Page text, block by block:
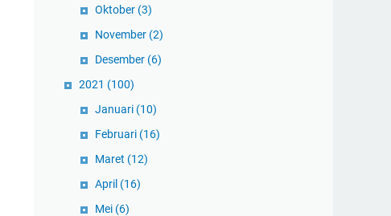
Oktober (3)
November (2)
Desember (6)
2021 (100)
Januari (10)
Februari (16)
Maret (12)
April (16)
Mei (6)